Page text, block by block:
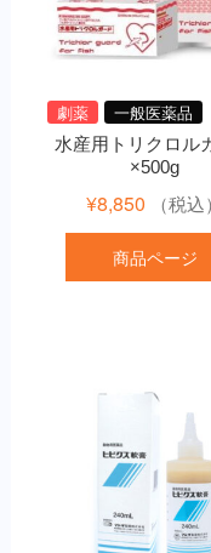
劇薬 一般医薬品
水産用トリクロル
×500g
¥8,850 （税込）
商品ページ